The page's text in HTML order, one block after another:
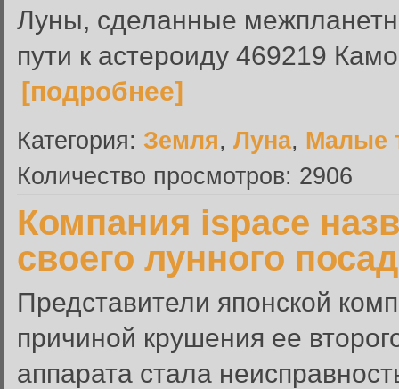
Луны, сделанные
пути к астероиду 469219
[подробнее]
Категория: Земля, Луна, Малые
Количество просмотров: 2906
Компания ispace
своего лунного
Представители японской
причиной крушения ее
аппарата стала